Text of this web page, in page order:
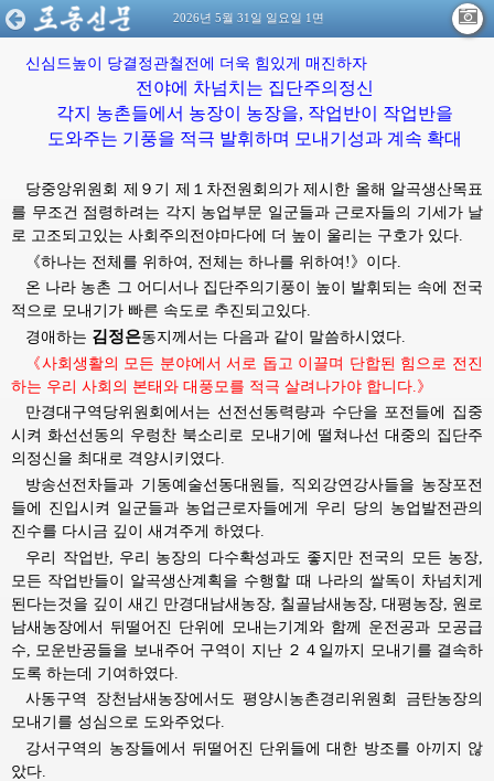
2026년 5월 31일 일요일 1면
신심드높이 당결정관철전에 더욱 힘있게 매진하자
전야에 차넘치는 집단주의정신
각지 농촌들에서 농장이 농장을, 작업반이 작업반을
도와주는 기풍을 적극 발휘하며 모내기성과 계속 확대
당중앙위원회 제９기 제１차전원회의가 제시한 올해 알곡생산목표
를 무조건 점령하려는 각지 농업부문 일군들과 근로자들의 기세가 날
로 고조되고있는 사회주의전야마다에 더 높이 울리는 구호가 있다.
《하나는 전체를 위하여, 전체는 하나를 위하여!》이다.
온 나라 농촌 그 어디서나 집단주의기풍이 높이 발휘되는 속에 전국
적으로 모내기가 빠른 속도로 추진되고있다.
경애하는 김정은동지께서는 다음과 같이 말씀하시였다.
《사회생활의 모든 분야에서 서로 돕고 이끌며 단합된 힘으로 전진
하는 우리 사회의 본태와 대풍모를 적극 살려나가야 합니다.》
만경대구역당위원회에서는 선전선동력량과 수단을 포전들에 집중
시켜 화선선동의 우렁찬 북소리로 모내기에 떨쳐나선 대중의 집단주
의정신을 최대로 격양시키였다.
방송선전차들과 기동예술선동대원들, 직외강연강사들을 농장포전
들에 진입시켜 일군들과 농업근로자들에게 우리 당의 농업발전관의
진수를 다시금 깊이 새겨주게 하였다.
우리 작업반, 우리 농장의 다수확성과도 좋지만 전국의 모든 농장,
모든 작업반들이 알곡생산계획을 수행할 때 나라의 쌀독이 차넘치게
된다는것을 깊이 새긴 만경대남새농장, 칠골남새농장, 대평농장, 원로
남새농장에서 뒤떨어진 단위에 모내는기계와 함께 운전공과 모공급
수, 모운반공들을 보내주어 구역이 지난 ２４일까지 모내기를 결속하
도록 하는데 기여하였다.
사동구역 장천남새농장에서도 평양시농촌경리위원회 금탄농장의
모내기를 성심으로 도와주었다.
강서구역의 농장들에서 뒤떨어진 단위들에 대한 방조를 아끼지 않
았다.